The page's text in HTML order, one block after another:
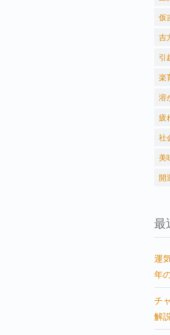
仮
吉
引
楽
溶
疲
社
美
開
最
運
年
チ
解